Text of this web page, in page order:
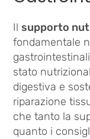
Il supporto
fondamentale
stato
digestiva e
riparazione
che tanto la
quanto i